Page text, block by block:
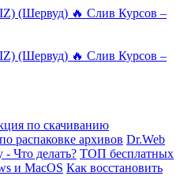
по скачиванию
распаковке архивов Dr.Web
- Что делать? ТОП бесплатных
и MacOS Как восстановить